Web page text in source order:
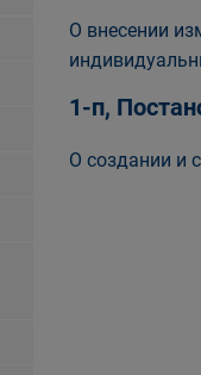
О внесении
1-п,
О создании и